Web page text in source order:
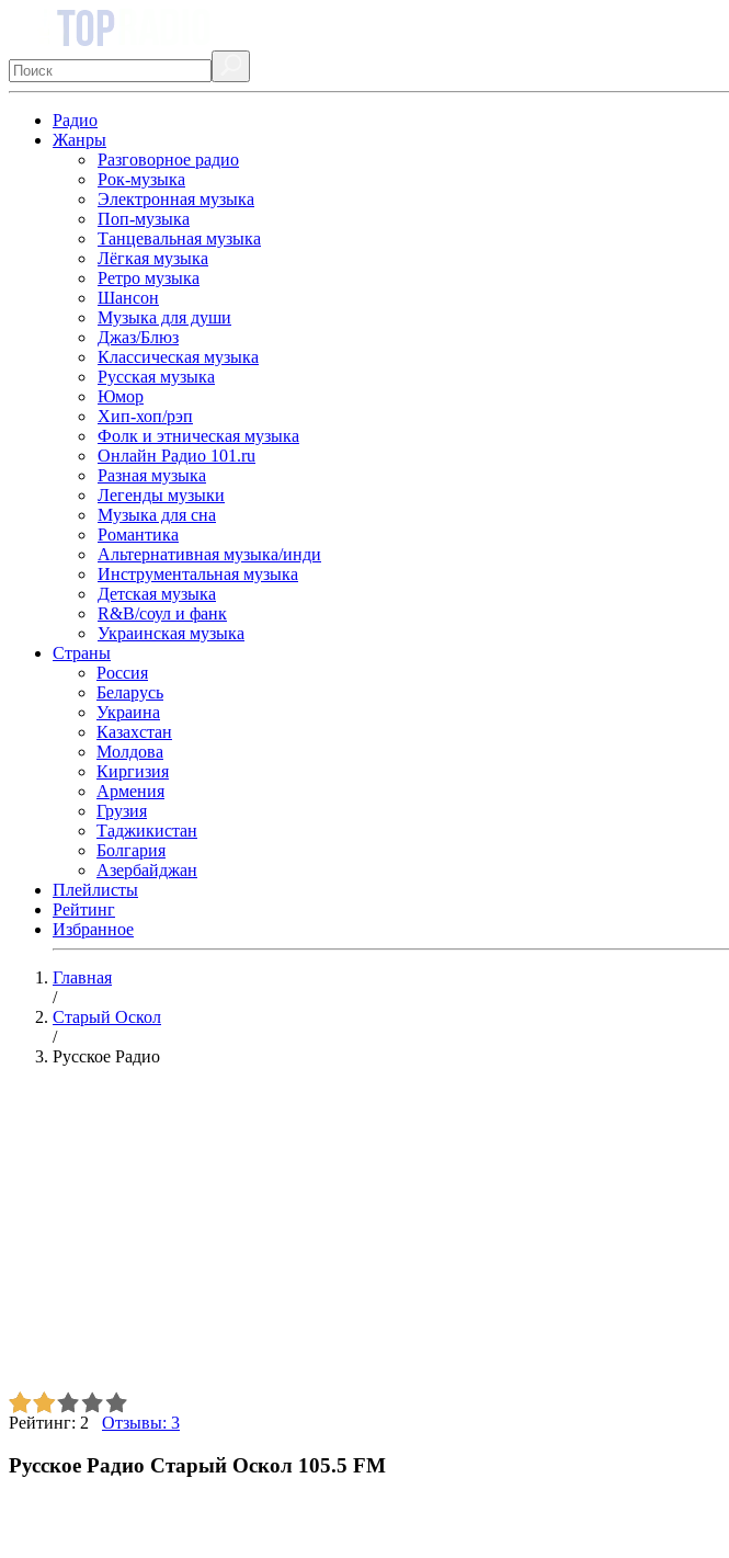
Радио
Жанры
Разговорное радио
Рок-музыка
Электронная музыка
Поп-музыка
Танцевальная музыка
Лёгкая музыка
Ретро музыка
Шансон
Музыка для души
Джаз/Блюз
Классическая музыка
Русская музыка
Юмор
Хип-хоп/рэп
Фолк и этническая музыка
Онлайн Радио 101.ru
Разная музыка
Легенды музыки
Музыка для сна
Романтика
Альтернативная музыка/инди
Инструментальная музыка
Детская музыка
R&B/cоул и фанк
Украинская музыка
Страны
Россия
Беларусь
Украина
Казахстан
Молдова
Киргизия
Армения
Грузия
Таджикистан
Болгария
Азербайджан
Плейлисты
Рейтинг
Избранное
Главная
/
Старый Оскол
/
Русское Радио
Рейтинг: 2 Отзывы: 3
Русское Радио Старый Оскол 105.5 FM